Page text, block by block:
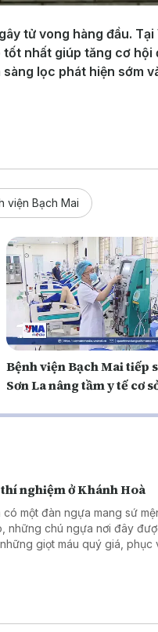
tử vong hàng đầu.
nhất giúp tăng cơ
lọc phát hiện sớm
viện Bạch Mai
Bệnh viện Bạch Mai tiếp
Sơn La nâng tầm y tế cơ
nghiệm ở Khánh Hoà
một đàn ngựa mang sứ
những chú ngựa nơi đây
giọt máu quý giá, phục